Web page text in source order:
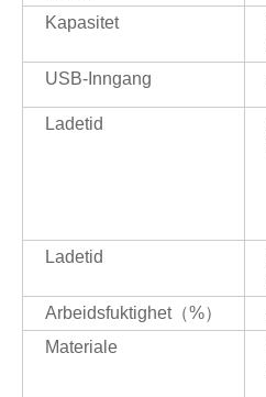
Kapasitet
USB-Inngang
Ladetid
Ladetid
Arbeidsfuktighet（%）
Materiale